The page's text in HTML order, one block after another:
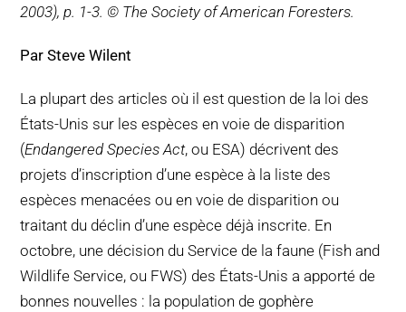
RÉSEAU
Français
2003), p. 1-3. © The Society of American Foresters.
Par Steve Wilent
La plupart des articles où il est question de la loi des
États-Unis sur les espèces en voie de disparition
(Endangered Species Act, ou ESA) décrivent des
projets d’inscription d’une espèce à la liste des
espèces menacées ou en voie de disparition ou
traitant du déclin d’une espèce déjà inscrite. En
octobre, une décision du Service de la faune (Fish and
Wildlife Service, ou FWS) des États-Unis a apporté de
bonnes nouvelles : la population de gophère